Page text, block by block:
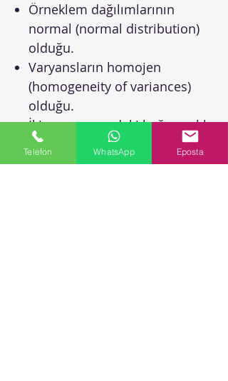
Örneklem dağılımlarının
normal (normal distribution)
olduğu.
Varyansların homojen
(homogeneity of variances)
olduğu.
İki grup arasındaki bağımsızlık.
💻 Programlar: İstatistiksel
Telefon WhatsApp Eposta